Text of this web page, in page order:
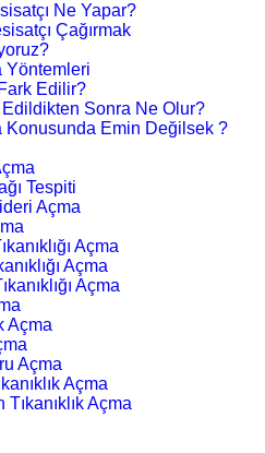
Ne Yapar?
Çağırmak
Yöntemleri
Edilir?
Edildikten Sonra Ne Olur?
Konusunda Emin Değilsek ?
Tespiti
Açma
Açma
Açma
Açma
Açma
Açma
Açma
Açma